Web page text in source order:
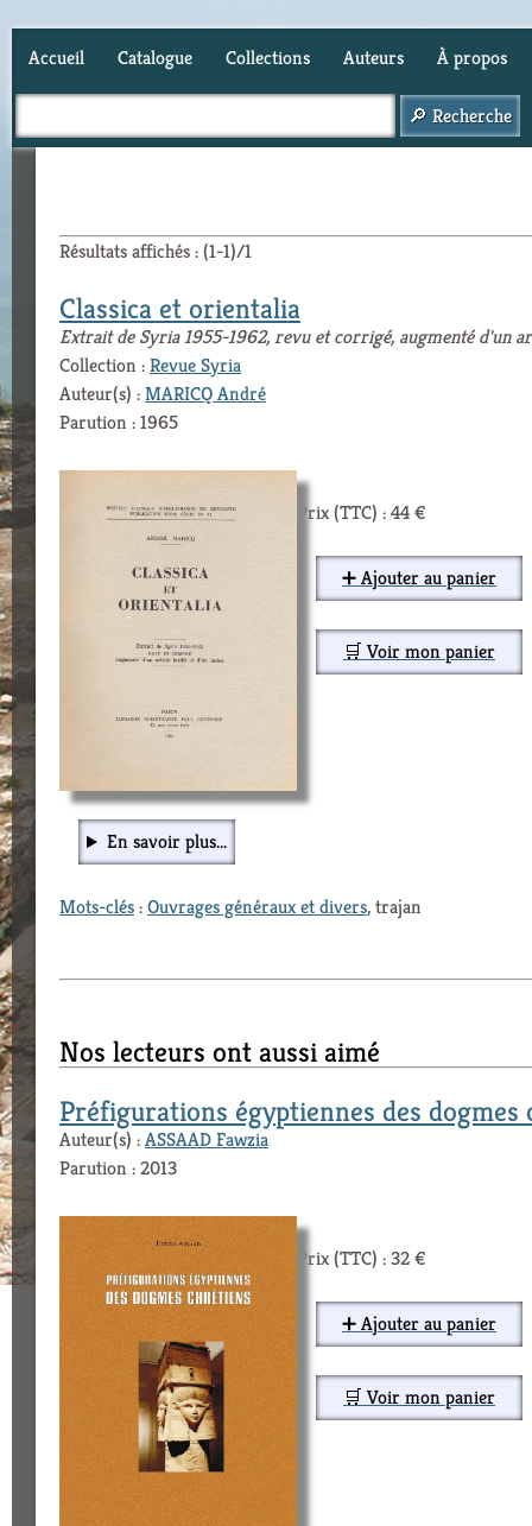
Accueil Catalogue Collections Auteurs À propos
Résultats affichés : (1-1)/1
Classica et orientalia
Extrait de Syria 1955-1962, revu et corrigé, augmenté d'un
Collection :Revue Syria
Auteur(s) :MARICQ André
Parution : 1965
Prix (TTC) : 44 €
➕ Ajouter au panier
🛒 Voir mon panier
En savoir plus...
Mots-clés:Ouvrages généraux et divers, trajan
Nos lecteurs ont aussi aimé
Préfigurations égyptiennes des dogmes
Auteur(s) :ASSAAD Fawzia
Parution : 2013
Prix (TTC) : 32 €
➕ Ajouter au panier
🛒 Voir mon panier